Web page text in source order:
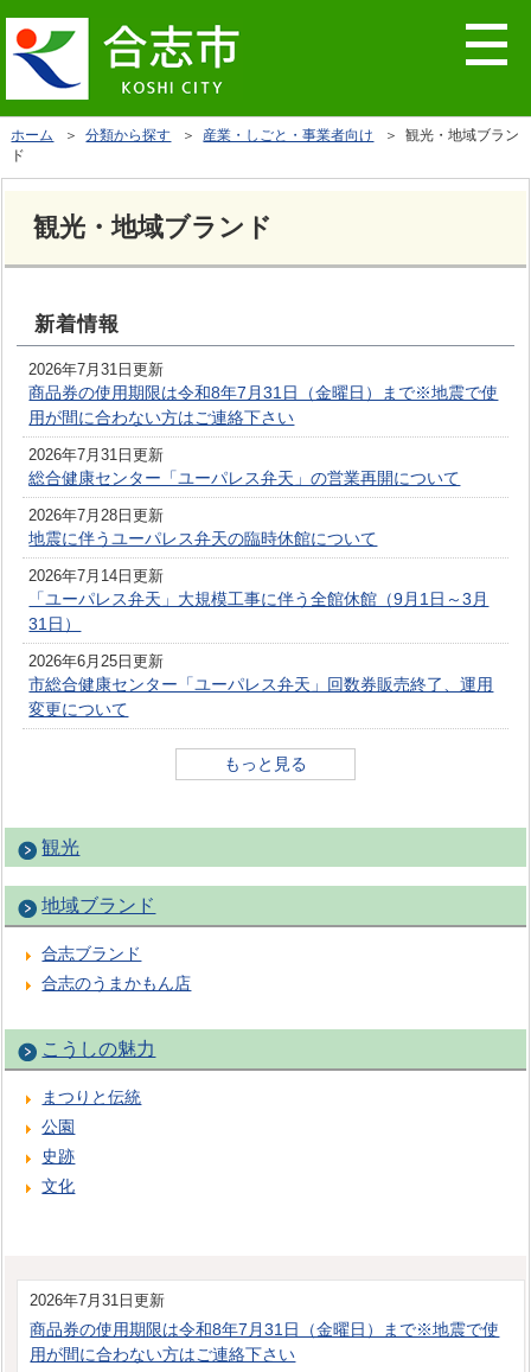
ホーム ＞分類から探す ＞ 産業・しごと・事業者向け
＞ 観光・地域ブラン
ド
観光・地域ブランド
新着情報
2026年7月31日更新
商品券の使用期限は令和8年7月31日（金曜日）まで※地震で使
用が間に合わない方はご連絡下さい
2026年7月31日更新
総合健康センター「ユーパレス弁天」の営業再開について
2026年7月28日更新
地震に伴うユーパレス弁天の臨時休館について
2026年7月14日更新
「ユーパレス弁天」大規模工事に伴う全館休館（9月1日～3月
31日）
2026年6月25日更新
市総合健康センター「ユーパレス弁天」回数券販売終了、運用
変更について
もっと見る
観光
地域ブランド
合志ブランド
合志のうまかもん店
こうしの魅力
まつりと伝統
公園
史跡
文化
2026年7月31日更新
商品券の使用期限は令和8年7月31日（金曜日）まで※地震で使
用が間に合わない方はご連絡下さい